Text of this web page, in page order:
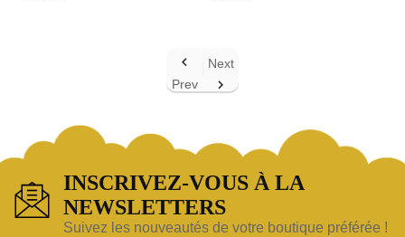

Prev
Next

INSCRIVEZ-VOUS À LA
NEWSLETTERS
Suivez les nouveautés de votre boutique préférée !